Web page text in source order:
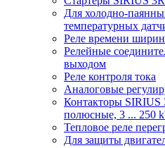
Для холодно-
температурных
Реле времени
Релейные
выходом
Реле контроля тока
Аналоговые
Контакторы SIRIUS
полюсные, 3 ... 250
Тепловое реле
Для защиты